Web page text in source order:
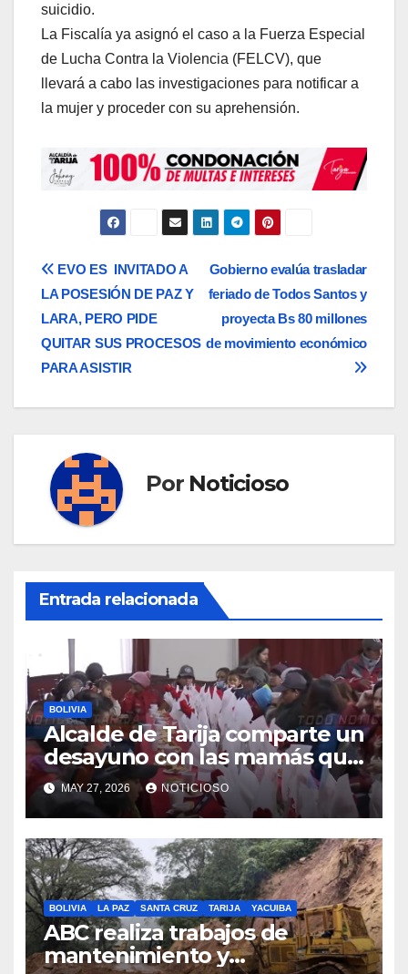
suicidio.
La Fiscalía ya asignó el caso a la Fuerza Especial
de Lucha Contra la Violencia (FELCV), que
llevará a cabo las investigaciones para notificar a
la mujer y proceder con su aprehensión.
Navegación
de
entradas
Gobierno evalúa trasladar
feriado de Todos Santos y
proyecta Bs 80 millones
de movimiento económico
EVO ES INVITADO A
LA POSESIÓN DE PAZ Y
LARA, PERO PIDE
QUITAR SUS PROCESOS
PARA ASISTIR
Por Noticioso
Entrada relacionada
BOLIVIA
Alcalde de Tarija comparte un
desayuno con las mamás que
trabajan en EMAT, resaltando
la sacrificada labor que
desempeñan en beneficio de
la población
MAY 27, 2026 NOTICIOSO
BOLIVIA LA PAZ SANTA CRUZ TARIJA YACUIBA
ABC realiza trabajos de
mantenimiento y